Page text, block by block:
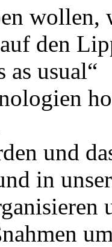
wollen,
den
as usual“
und
in